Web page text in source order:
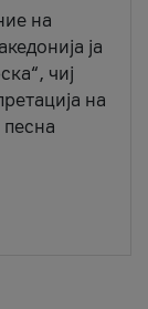
на
ја
чиј
на